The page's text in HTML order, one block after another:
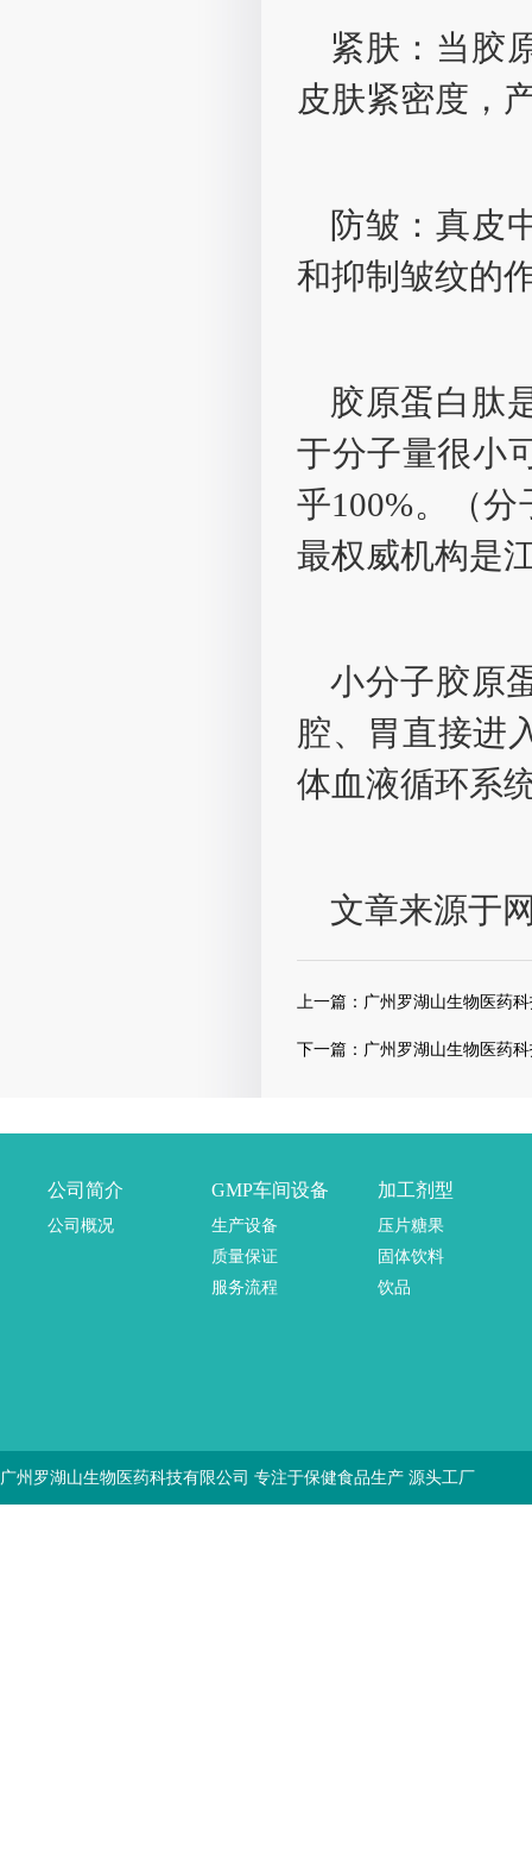
紧肤：当胶
皮肤紧密度，
防皱：真皮
和抑制皱纹的
胶原蛋白肽
于分子量很小
乎100%。（
最权威机构是
小分子胶原
腔、胃直接进
体血液循环系
文章来源于
上一篇： 广州罗湖山生物医药
下一篇： 广州罗湖山生物医药
公司简介
公司概况
GMP车间设备
生产设备
质量保证
服务流程
加工剂型
压片糖果
固体饮料
饮品
广州罗湖山生物医药科技有限公司 专注于保健食品生产 源头工厂